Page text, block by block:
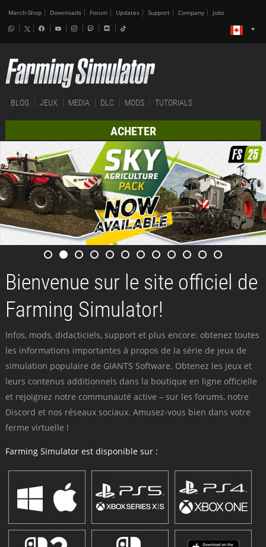
Merch-Shop Downloads Forum Updates Support Company Jobs
BLOG JEUX MEDIA DLC MODS TUTORIALS
ACHETER
Bienvenue sur le site officiel de
Farming Simulator!
Infos, mods, didacticiels, support et plus encore: obtenez toutes
les informations importantes à propos de la série de jeux de
simulation populaire de GIANTS Software. Obtenez les jeux et
leurs contenus additionnels dans la boutique en ligne officielle
et rejoignez notre communauté active – sur les forums, notre
Discord et nos réseaux sociaux. Amusez-vous bien dans votre
ferme virtuelle !
Farming Simulator est disponible sur :